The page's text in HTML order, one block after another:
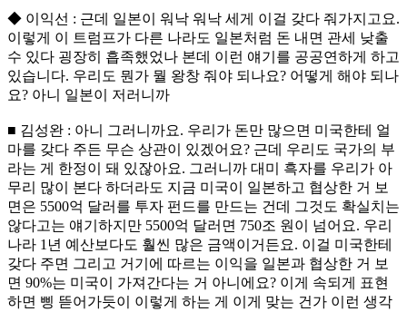
◆ 이익선 : 근데 일본이 워낙 워낙 세게 이걸 갖다 줘가지고요.
이렇게 이 트럼프가 다른 나라도 일본처럼 돈 내면 관세 낮출
수 있다 굉장히 흡족했었나 본데 이런 얘기를 공공연하게 하고
있습니다. 우리도 뭔가 뭘 왕창 줘야 되나요? 어떻게 해야 되나
요? 아니 일본이 저러니까
■ 김성완 : 아니 그러니까요. 우리가 돈만 많으면 미국한테 얼
마를 갖다 주든 무슨 상관이 있겠어요? 근데 우리도 국가의 부
라는 게 한정이 돼 있잖아요. 그러니까 대미 흑자를 우리가 아
무리 많이 본다 하더라도 지금 미국이 일본하고 협상한 거 보
면은 5500억 달러를 투자 펀드를 만드는 건데 그것도 확실치는
않다고는 얘기하지만 5500억 달러면 750조 원이 넘어요. 우리
나라 1년 예산보다도 훨씬 많은 금액이거든요. 이걸 미국한테
갖다 주면 그리고 거기에 따르는 이익을 일본과 협상한 거 보
면 90%는 미국이 가져간다는 거 아니에요? 이게 속되게 표현
하면 삥 뜯어가듯이 이렇게 하는 게 이게 맞는 건가 이런 생각